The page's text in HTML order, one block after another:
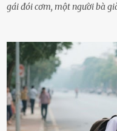
gái đói cơm, một người bà
có tin tức. Mọi gánh nặng
cụ Nguyễn Thị Đào – và cậu
Trí là học sinh giỏi toàn
làm thuê, biết đi cày thuê từ
trong làng thương lắm, bảo:
nên ông này bà nọ đó!” Trí